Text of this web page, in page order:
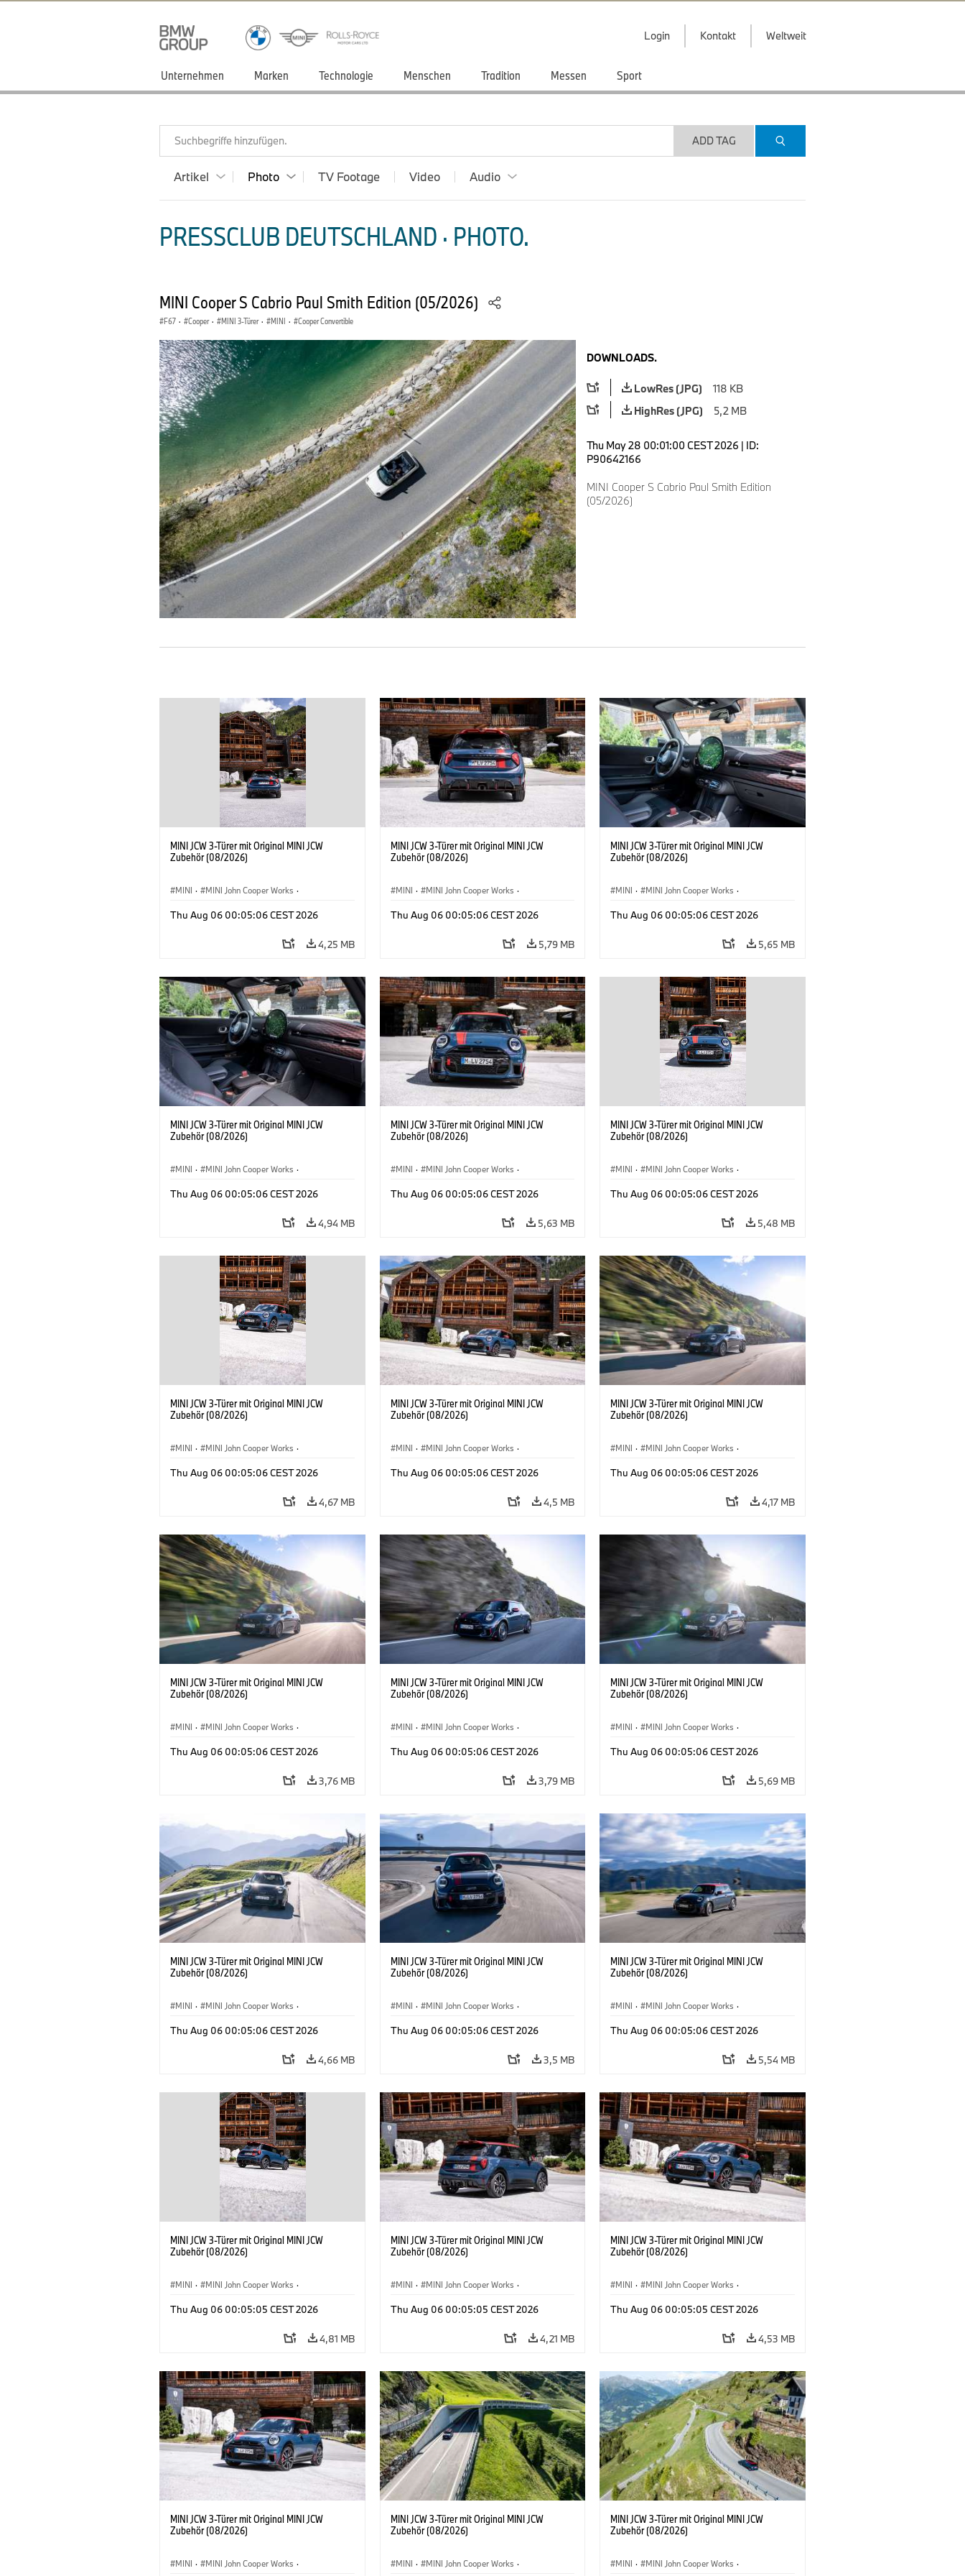
Login Kontakt Weltweit
Unternehmen Marken Technologie Menschen Tradition Messen Sport
Suchbegriffe hinzufügen. ADD TAG
Artikel Photo TV Footage Video Audio
PRESSCLUB DEUTSCHLAND · PHOTO.
MINI Cooper S Cabrio Paul Smith Edition (05/2026)
F67 · Cooper · MINI 3-Türer · MINI · Cooper Convertible
DOWNLOADS.
LowRes (JPG)
118 KB
HighRes (JPG)
5,2 MB
Thu May 28 00:01:00 CEST 2026 | ID:
P90642166
MINI Cooper S Cabrio Paul Smith Edition
(05/2026)
MINI JCW 3-Türer mit Original MINI JCW
Zubehör (08/2026)
MINI · MINI John Cooper Works ·
Sonderausstattungen, Zubehör
Thu Aug 06 00:05:06 CEST 2026
4,25 MB
MINI JCW 3-Türer mit Original MINI JCW
Zubehör (08/2026)
MINI · MINI John Cooper Works ·
Sonderausstattungen, Zubehör
Thu Aug 06 00:05:06 CEST 2026
5,79 MB
MINI JCW 3-Türer mit Original MINI JCW
Zubehör (08/2026)
MINI · MINI John Cooper Works ·
Sonderausstattungen, Zubehör
Thu Aug 06 00:05:06 CEST 2026
5,65 MB
MINI JCW 3-Türer mit Original MINI JCW
Zubehör (08/2026)
MINI · MINI John Cooper Works ·
Sonderausstattungen, Zubehör
Thu Aug 06 00:05:06 CEST 2026
4,94 MB
MINI JCW 3-Türer mit Original MINI JCW
Zubehör (08/2026)
MINI · MINI John Cooper Works ·
Sonderausstattungen, Zubehör
Thu Aug 06 00:05:06 CEST 2026
5,63 MB
MINI JCW 3-Türer mit Original MINI JCW
Zubehör (08/2026)
MINI · MINI John Cooper Works ·
Sonderausstattungen, Zubehör
Thu Aug 06 00:05:06 CEST 2026
5,48 MB
MINI JCW 3-Türer mit Original MINI JCW
Zubehör (08/2026)
MINI · MINI John Cooper Works ·
Sonderausstattungen, Zubehör
Thu Aug 06 00:05:06 CEST 2026
4,67 MB
MINI JCW 3-Türer mit Original MINI JCW
Zubehör (08/2026)
MINI · MINI John Cooper Works ·
Sonderausstattungen, Zubehör
Thu Aug 06 00:05:06 CEST 2026
4,5 MB
MINI JCW 3-Türer mit Original MINI JCW
Zubehör (08/2026)
MINI · MINI John Cooper Works ·
Sonderausstattungen, Zubehör
Thu Aug 06 00:05:06 CEST 2026
4,17 MB
MINI JCW 3-Türer mit Original MINI JCW
Zubehör (08/2026)
MINI · MINI John Cooper Works ·
Sonderausstattungen, Zubehör
Thu Aug 06 00:05:06 CEST 2026
3,76 MB
MINI JCW 3-Türer mit Original MINI JCW
Zubehör (08/2026)
MINI · MINI John Cooper Works ·
Sonderausstattungen, Zubehör
Thu Aug 06 00:05:06 CEST 2026
3,79 MB
MINI JCW 3-Türer mit Original MINI JCW
Zubehör (08/2026)
MINI · MINI John Cooper Works ·
Sonderausstattungen, Zubehör
Thu Aug 06 00:05:06 CEST 2026
5,69 MB
MINI JCW 3-Türer mit Original MINI JCW
Zubehör (08/2026)
MINI · MINI John Cooper Works ·
Sonderausstattungen, Zubehör
Thu Aug 06 00:05:06 CEST 2026
4,66 MB
MINI JCW 3-Türer mit Original MINI JCW
Zubehör (08/2026)
MINI · MINI John Cooper Works ·
Sonderausstattungen, Zubehör
Thu Aug 06 00:05:06 CEST 2026
3,5 MB
MINI JCW 3-Türer mit Original MINI JCW
Zubehör (08/2026)
MINI · MINI John Cooper Works ·
Sonderausstattungen, Zubehör
Thu Aug 06 00:05:06 CEST 2026
5,54 MB
MINI JCW 3-Türer mit Original MINI JCW
Zubehör (08/2026)
MINI · MINI John Cooper Works ·
Sonderausstattungen, Zubehör
Thu Aug 06 00:05:05 CEST 2026
4,81 MB
MINI JCW 3-Türer mit Original MINI JCW
Zubehör (08/2026)
MINI · MINI John Cooper Works ·
Sonderausstattungen, Zubehör
Thu Aug 06 00:05:05 CEST 2026
4,21 MB
MINI JCW 3-Türer mit Original MINI JCW
Zubehör (08/2026)
MINI · MINI John Cooper Works ·
Sonderausstattungen, Zubehör
Thu Aug 06 00:05:05 CEST 2026
4,53 MB
MINI JCW 3-Türer mit Original MINI JCW
Zubehör (08/2026)
MINI · MINI John Cooper Works ·
MINI JCW 3-Türer mit Original MINI JCW
Zubehör (08/2026)
MINI · MINI John Cooper Works ·
MINI JCW 3-Türer mit Original MINI JCW
Zubehör (08/2026)
MINI · MINI John Cooper Works ·